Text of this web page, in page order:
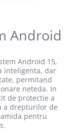
Android
Android 15,
inteligenta, dar
permitand
neteda. In
de protectie a
a drepturilor de
pentru